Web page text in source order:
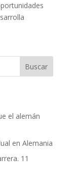
Buscar
el alemán
en Alemania
11